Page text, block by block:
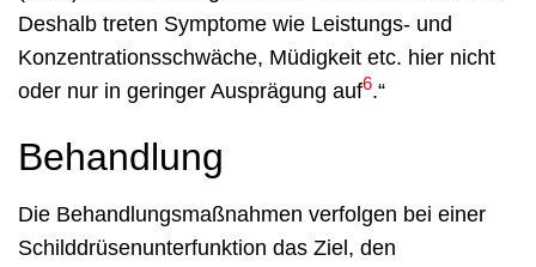
Deshalb treten Symptome wie Leistungs- und
Konzentrationsschwäche, Müdigkeit etc. hier nicht
oder nur in geringer Ausprägung auf6.“
Behandlung
Die Behandlungsmaßnahmen verfolgen bei einer
Schilddrüsenunterfunktion das Ziel, den